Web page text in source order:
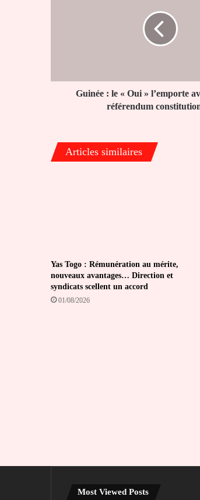
89
Guinée : le « Oui » l’emporte
référendum
Articles similaires
Yas Togo : Rémunération au mérite,
nouveaux avantages… Direction et
syndicats scellent un accord
01/08/2026
Most Viewed Posts